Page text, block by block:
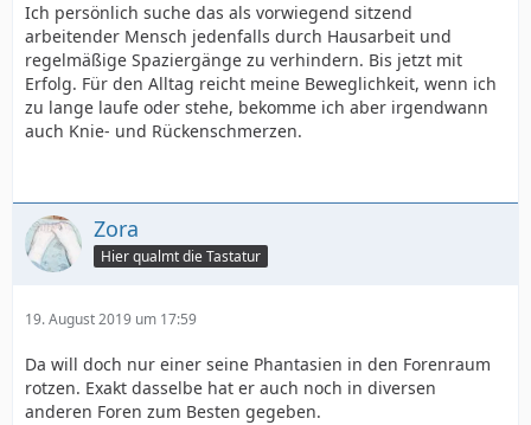
Ich persönlich suche das als vorwiegend sitzend
arbeitender Mensch jedenfalls durch Hausarbeit und
regelmäßige Spaziergänge zu verhindern. Bis jetzt mit
Erfolg. Für den Alltag reicht meine Beweglichkeit, wenn ich
zu lange laufe oder stehe, bekomme ich aber irgendwann
auch Knie- und Rückenschmerzen.
Zora
Hier qualmt die Tastatur
19. August 2019 um 17:59
Da will doch nur einer seine Phantasien in den Forenraum
rotzen. Exakt dasselbe hat er auch noch in diversen
anderen Foren zum Besten gegeben.